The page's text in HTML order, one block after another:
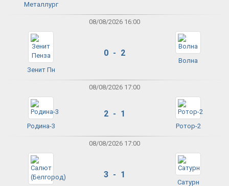
Металлург
08/08/2026 16:00
Зенит Пн
0 - 2
Волна
08/08/2026 17:00
Родина-3
2 - 1
Ротор-2
08/08/2026 17:00
3 - 1
Сатурн